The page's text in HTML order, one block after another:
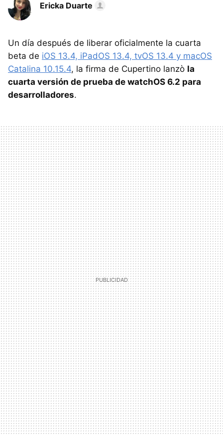
Ericka Duarte
Un día después de liberar oficialmente la cuarta
beta de iOS 13.4, iPadOS 13.4, tvOS 13.4 y macOS
Catalina 10.15.4, la firma de Cupertino lanzò la
cuarta versión de prueba de watchOS 6.2 para
desarrolladores.